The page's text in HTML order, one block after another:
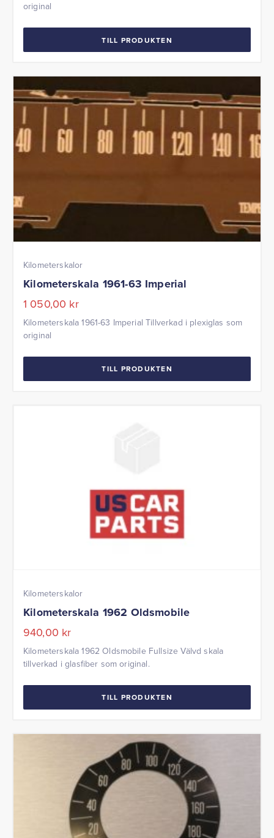
original
TILL PRODUKTEN
Kilometerskalor
Kilometerskala 1961-63 Imperial
1 050,00 kr
Kilometerskala 1961-63 Imperial Tillverkad i plexiglas som
original
TILL PRODUKTEN
Kilometerskalor
Kilometerskala 1962 Oldsmobile
940,00 kr
Kilometerskala 1962 Oldsmobile Fullsize Välvd skala
tillverkad i glasfiber som original.
TILL PRODUKTEN